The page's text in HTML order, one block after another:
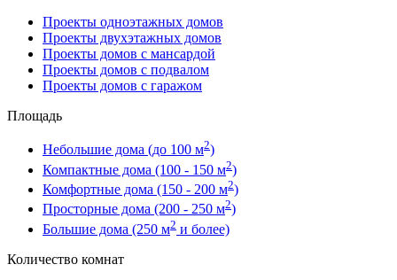
Проекты одноэтажных домов
Проекты двухэтажных домов
Проекты домов с мансардой
Проекты домов с подвалом
Проекты домов с гаражом
Площадь
Небольшие дома (до 100 м2)
Компактные дома (100 - 150 м2)
Комфортные дома (150 - 200 м2)
Просторные дома (200 - 250 м2)
Большие дома (250 м2 и более)
Количество комнат